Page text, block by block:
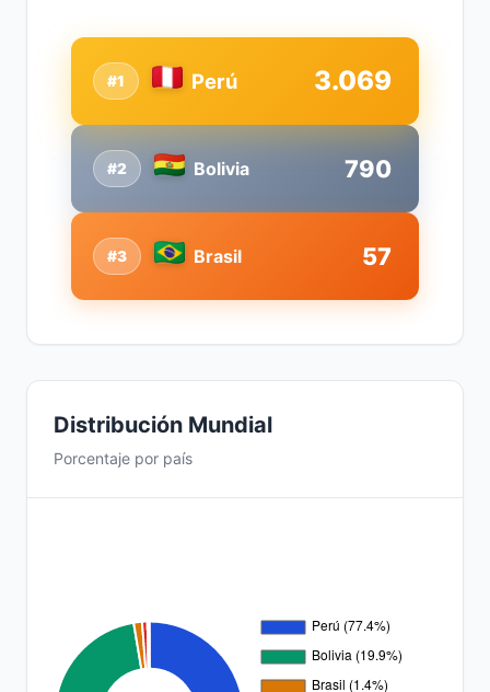
#2 Bolivia 790
#1 Perú 3.069
#3 Brasil 57
Distribución Mundial
Porcentaje por país